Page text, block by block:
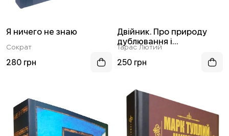
Я ничего не знаю
Сократ
280 грн
Двійник. Про природу
дублювання і
множинності
Тарас Лютий
250 грн